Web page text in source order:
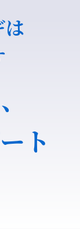
は
ト